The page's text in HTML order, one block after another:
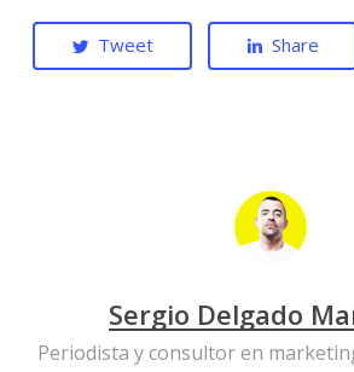
Tweet Share
Sergio Delgado
Periodista y consultor en